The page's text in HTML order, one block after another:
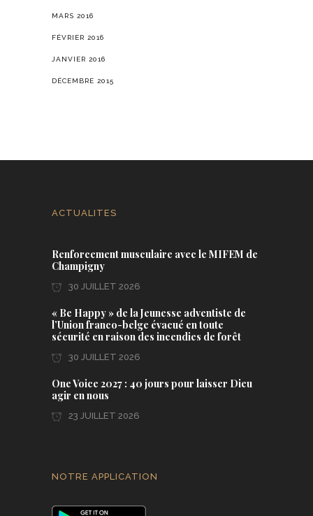
MARS 2016
FÉVRIER 2016
JANVIER 2016
DÉCEMBRE 2015
ACTUALITES
Renforcement musculaire avec le MIFEM de
Champigny
30 JUILLET 2026
« Be Happy » de la Jeunesse adventiste de
l’Union franco-belge évacué en toute
sécurité en raison des incendies de forêt
30 JUILLET 2026
One Voice 2027 : 40 jours pour laisser Dieu
agir en nous
23 JUILLET 2026
NOTRE APPLICATION